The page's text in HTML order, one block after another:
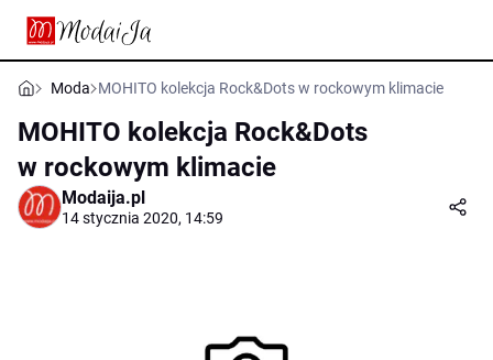
Moda MOHITO kolekcja Rock&Dots w rockowym klimacie
MOHITO kolekcja Rock&Dots
w rockowym klimacie
Modaija.pl
14 stycznia 2020, 14:59